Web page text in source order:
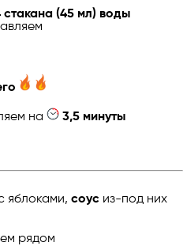
стакана (45 мл) воды
на
3,5 минуты
яблоками, соус из-под них
рядом